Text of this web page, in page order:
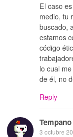
El caso
medio, tu
buscado,
estamos
código
lo cual
de él, no
Reply
Tempano
3 octubre